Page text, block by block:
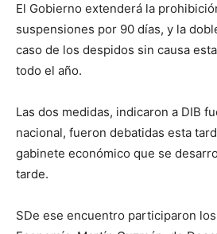
El Gobierno extenderá la
suspensiones por 90 días, y la
caso de los despidos sin causa
todo el año.
Las dos medidas, indicaron a DIB
nacional, fueron debatidas esta
gabinete económico que se
tarde.
SDe ese encuentro participaron